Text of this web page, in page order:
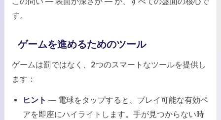
す。
ゲームを進めるためのツール
ゲームは罰ではなく、2つのスマートなツールを提供し
ます：
ヒント — 電球をタップすると、プレイ可能な有効ペ
アを即座にハイライトします。手が見つからない時